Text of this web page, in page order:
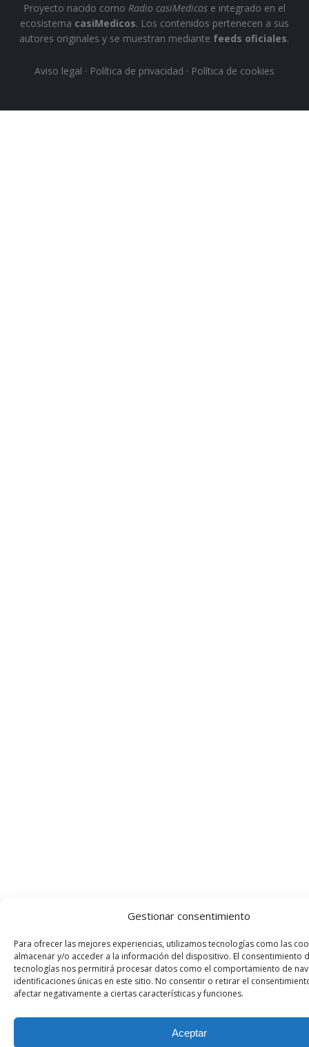
Gestionar consentimiento
Para ofrecer las mejores experiencias, utilizamos tecnologías como las
almacenar y/o acceder a la información del dispositivo. El consentimiento
tecnologías nos permitirá procesar datos como el comportamiento de
identificaciones únicas en este sitio. No consentir o retirar el
afectar negativamente a ciertas características y funciones.
Aceptar
Proyecto nacido como Radio casiMedicose integrado en el
ecosistema casiMedicos. Los contenidos pertenecen a sus
autores originales y se muestran mediante feeds oficiales.
Aviso legal · Política de privacidad · Política de cookies